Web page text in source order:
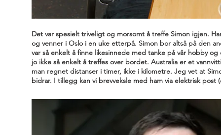
Det var spesielt triveligt og morsomt å treffe Simon igjen.
og venner i Oslo i en uke etterpå. Simon bor altså på den
var så enkelt å finne likesinnede med tanke på vår hobby
jo ikke så enkelt å treffes over bordet. Australia er et
man regnet distanser i timer, ikke i kilometre. Jeg vet at
bidrar. I tillegg kan vi brevveksle med ham via elektrisk